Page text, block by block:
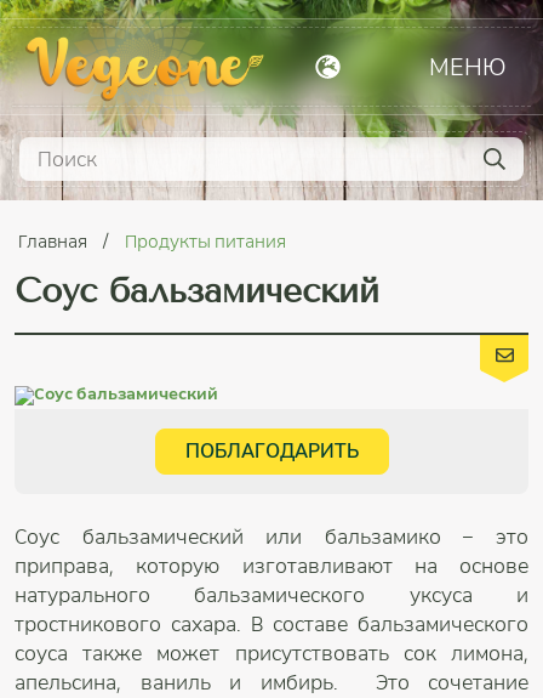
МЕНЮ
Главная Продукты питания
Соус бальзамический
ПОБЛАГОДАРИТЬ
Соус бальзамический или бальзамико – это
приправа, которую изготавливают на основе
натурального бальзамического уксуса и
тростникового сахара. В составе бальзамического
соуса также может присутствовать сок лимона,
апельсина, ваниль и имбирь. Это сочетание